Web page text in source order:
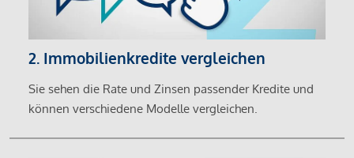
2. Immobilienkredite vergleichen
Sie sehen die Rate und Zinsen passender Kredite und
können verschiedene Modelle vergleichen.